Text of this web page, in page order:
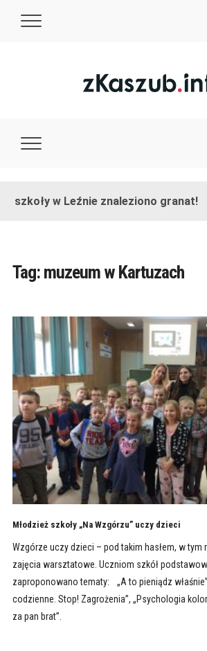
szkoły w Leźnie znaleziono granat!
Tag: muzeum w Kartuzach
Młodzież szkoły „Na Wzgórzu” uczy dzieci
Wzgórze uczy dzieci – pod takim hasłem, w tym
zajęcia warsztatowe. Uczniom szkół
zaproponowano tematy: „A to pieniądz
codzienne. Stop! Zagrożenia”, „Psychologia
za pan brat”.